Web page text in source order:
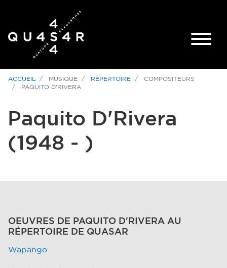
ACCUEIL MUSIQUE RÉPERTOIRE
COMPOSITEURS
PAQUITO D'RIVERA
Paquito D'Rivera
(1948 - )
OEUVRES DE PAQUITO D'RIVERA AU
RÉPERTOIRE DE QUASAR
Wapango